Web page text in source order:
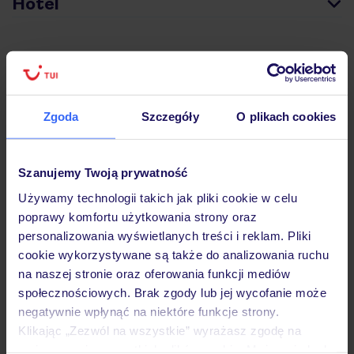
Zgoda Szczegóły O plikach cookies
Szanujemy Twoją prywatność
Używamy technologii takich jak pliki cookie w celu
poprawy komfortu użytkowania strony oraz
personalizowania wyświetlanych treści i reklam. Pliki
cookie wykorzystywane są także do analizowania ruchu
na naszej stronie oraz oferowania funkcji mediów
społecznościowych. Brak zgody lub jej wycofanie może
negatywnie wpłynąć na niektóre funkcje strony.
Klikając „Zezwól na wszystkie” wyrażasz zgodę na
Wyżywienie
Atrakcje
Ważne informacje
Często zadawane pytania
Jak zmienić uczestników/osobę zgłaszającą?
Czy w Hotelu będzie przedstawiciel TUI?
Na jakiej podstawie i gdzie otrzymam karty
pokładowe/bilety lotnicze?